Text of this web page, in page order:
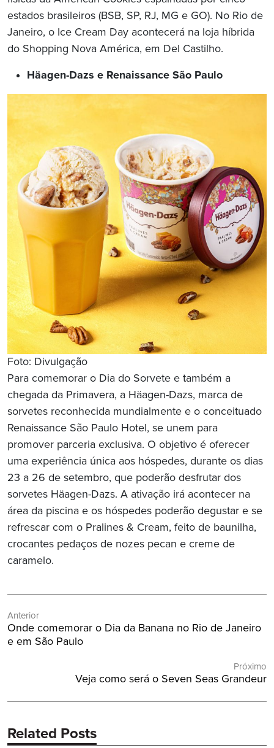
estados brasileiros (BSB, SP, RJ, MG e GO). No Rio de
Janeiro, o Ice Cream Day acontecerá na loja híbrida
do Shopping Nova América, em Del Castilho.
Häagen-Dazs e Renaissance São Paulo
Foto: Divulgação
Para comemorar o Dia do Sorvete e também a
chegada da Primavera, a Häagen-Dazs, marca de
sorvetes reconhecida mundialmente e o conceituado
Renaissance São Paulo Hotel, se unem para
promover parceria exclusiva. O objetivo é oferecer
uma experiência única aos hóspedes, durante os dias
23 a 26 de setembro, que poderão desfrutar dos
sorvetes Häagen-Dazs. A ativação irá acontecer na
área da piscina e os hóspedes poderão degustar e se
refrescar com o Pralines & Cream, feito de baunilha,
crocantes pedaços de nozes pecan e creme de
caramelo.
de
Post
Anterior
Post
Anterior:
Onde comemorar o Dia da Banana no Rio de Janeiro
e em São Paulo
Próximo
Próximo
Veja como será o Seven Seas Grandeur
Related Posts